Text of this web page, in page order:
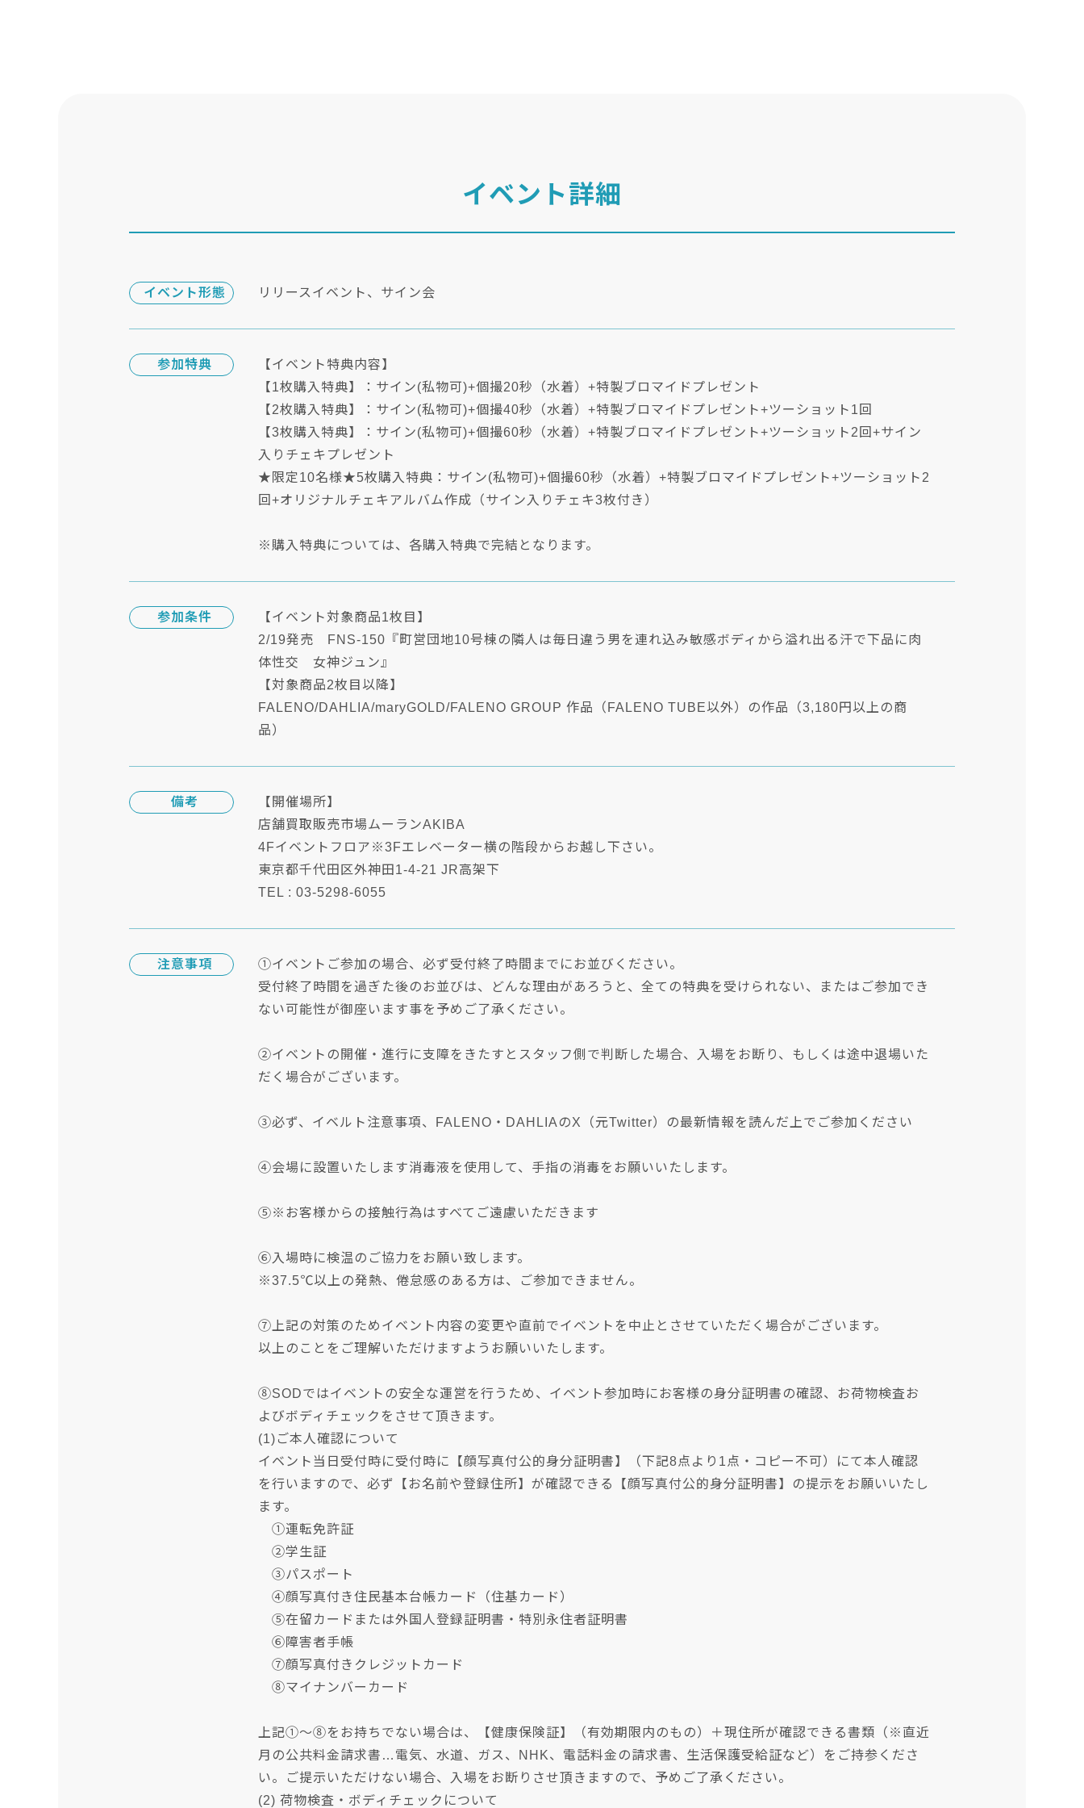
イベント詳細
イベント形態 リリースイベント、サイン会
参加特典
【イベント特典内容】
【1枚購入特典】：サイン(私物可)+個撮20秒（水着）+特製ブロマイドプレゼント
【2枚購入特典】：サイン(私物可)+個撮40秒（水着）+特製ブロマイドプレゼント+ツーショット1回
【3枚購入特典】：サイン(私物可)+個撮60秒（水着）+特製ブロマイドプレゼント+ツーショット2回+サイン
入りチェキプレゼント
★限定10名様★5枚購入特典：サイン(私物可)+個撮60秒（水着）+特製ブロマイドプレゼント+ツーショット2
回+オリジナルチェキアルバム作成（サイン入りチェキ3枚付き）
※購入特典については、各購入特典で完結となります。
参加条件
【イベント対象商品1枚目】
2/19発売 FNS-150『町営団地10号棟の隣人は毎日違う男を連れ込み敏感ボディから溢れ出る汗で下品に肉
体性交 女神ジュン』
【対象商品2枚目以降】
FALENO/DAHLIA/maryGOLD/FALENO GROUP 作品（FALENO TUBE以外）の作品（3,180円以上の商
品）
備考
【開催場所】
店舗買取販売市場ムーランAKIBA
4Fイベントフロア※3Fエレベーター横の階段からお越し下さい。
東京都千代田区外神田1-4-21 JR高架下
TEL : 03-5298-6055
注意事項
①イベントご参加の場合、必ず受付終了時間までにお並びください。
受付終了時間を過ぎた後のお並びは、どんな理由があろうと、全ての特典を受けられない、またはご参加でき
ない可能性が御座います事を予めご了承ください。
②イベントの開催・進行に支障をきたすとスタッフ側で判断した場合、入場をお断り、もしくは途中退場いた
だく場合がございます。
③必ず、イベルト注意事項、FALENO・DAHLIAのX（元Twitter）の最新情報を読んだ上でご参加ください
④会場に設置いたします消毒液を使用して、手指の消毒をお願いいたします。
⑤※お客様からの接触行為はすべてご遠慮いただきます
⑥入場時に検温のご協力をお願い致します。
※37.5℃以上の発熱、倦怠感のある方は、ご参加できません。
⑦上記の対策のためイベント内容の変更や直前でイベントを中止とさせていただく場合がございます。
以上のことをご理解いただけますようお願いいたします。
⑧SODではイベントの安全な運営を行うため、イベント参加時にお客様の身分証明書の確認、お荷物検査お
よびボディチェックをさせて頂きます。
(1)ご本人確認について
イベント当日受付時に受付時に【顔写真付公的身分証明書】（下記8点より1点・コピー不可）にて本人確認
を行いますので、必ず【お名前や登録住所】が確認できる【顔写真付公的身分証明書】の提示をお願いいたし
ます。
①運転免許証
②学生証
③パスポート
④顔写真付き住民基本台帳カード（住基カード）
⑤在留カードまたは外国人登録証明書・特別永住者証明書
⑥障害者手帳
⑦顔写真付きクレジットカード
⑧マイナンバーカード
上記①～⑧をお持ちでない場合は、【健康保険証】（有効期限内のもの）＋現住所が確認できる書類（※直近
月の公共料金請求書…電気、水道、ガス、NHK、電話料金の請求書、生活保護受給証など）をご持参くださ
い。ご提示いただけない場合、入場をお断りさせ頂きますので、予めご了承ください。
(2) 荷物検査・ボディチェックについて